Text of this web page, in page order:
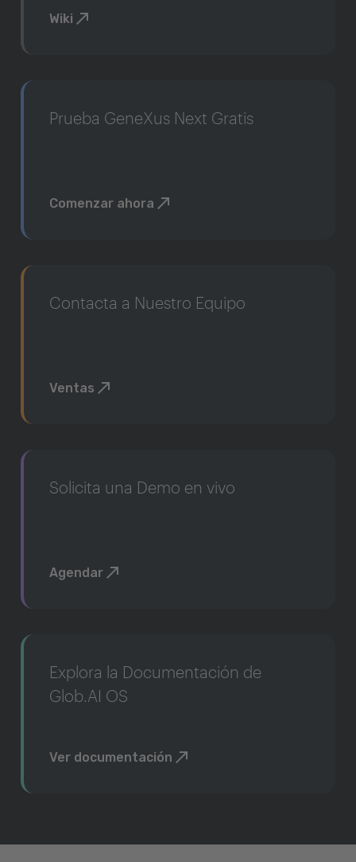
Wiki
Prueba GeneXus Next Gratis
Comenzar ahora
Contacta a Nuestro Equipo
Ventas
Solicita una Demo en vivo
Agendar
Explora la Documentación de
Glob.AI OS
Ver documentación